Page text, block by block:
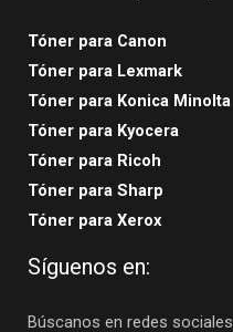
Tóner para Canon
Tóner para Lexmark
Tóner para Konica Minolta
Tóner para Kyocera
Tóner para Ricoh
Tóner para Sharp
Tóner para Xerox
Síguenos en:
Búscanos en redes sociales